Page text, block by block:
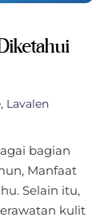
, Lavalen
bagian
Manfaat
Selain itu,
kulit